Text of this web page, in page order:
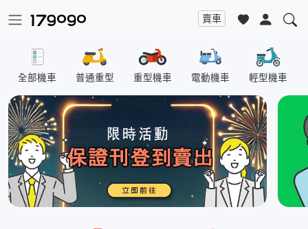
賣車
全部機車 普通重型 重型機車 電動機車 輕型機車